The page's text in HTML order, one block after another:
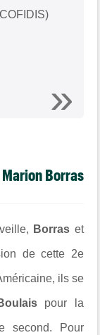
Borras
Borras et
de cette 2e
ils se
pour la
second. Pour